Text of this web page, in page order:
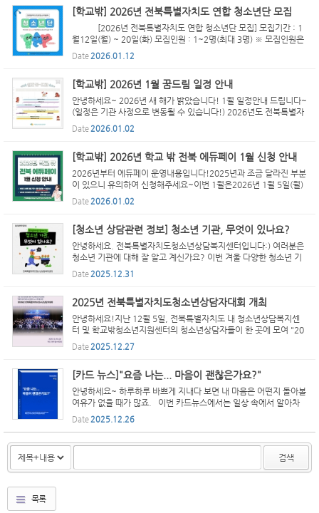
[학교밖] 2026년 전북특별자치도 연합 청소년단 모집
[2026년 전북특별자치도 연합 청소년단 모집] 모집기간 : 1
월12일(월) ~ 20일(화) 모집인원 : 1~2명(최대 3명) ※ 모집인원은
변경될 수 있습니다. 활동내용 : 홍보물 참고 신청방법 : 담당 선생님
께 [연합 청소년단 신청] 이라고 보내면 담당 선...
Date2026.01.12
[학교밖] 2026년 1월 꿈드림 일정 안내
안녕하세요~ 2026년 새 해가 밝았습니다! 1월 일정안내 드립니다~
(일정은 기관 사정으로 변동될 수 있습니다!) 2026년도 전북특별자
치도 학교밖청소년지원센터와 함께 힘차게 나아가 봅시다!! 모두
Happy New Year!
Date2026.01.02
[학교밖] 2026년 학교 밖 전북 에듀페이 1월 신청 안내
2026년부터 에듀페이 운영내용입니다!2025년과 조금 달라진 부분
이 있으니 유의하여 신청해주세요~이번 1월은2026년 1월 5일(월)
~14일(수) 까지 초본제출 및 에듀페이 신청 기간입니다. 신청과 관
련한 문의는 063-273-1388로 전화주세요~HAPPY NEW YEAR~
Date2026.01.02
[청소년 상담관련 정보] 청소년 기관, 무엇이 있나요?
안녕하세요. 전북특별자치도청소년상담복지센터입니다:) 여러분은
청소년 기관에 대해 잘 알고 계신가요? 이번 겨울 다양한 청소년 기
관을 찾아보고 활용해보는 건 어떨까요?
Date2025.12.31
2025년 전북특별자치도청소년상담자대회 개최
안녕하세요!지난 12월 5일, 전북특별자치도 내 청소년상담복지센
터 및 학교밖청소년지원센터의 청소년상담자들이 한 곳에 모여 "20
25년 전북특별자치도청소년상담자대회"를 진행했습니다.이번 행사
는 13명의 우수상담자와 2개 학교밖청소년 우호기업체에 표창...
Date2025.12.27
[카드 뉴스]"요즘 나는... 마음이 괜찮은가요?"
안녕하세요~ 하루하루 바쁘게 지내다 보면 내 마음은 어떤지 돌아볼
여유가 없을 때가 많죠. 이번 카드뉴스에서는 일상 속에서 알아차
릴 수 있는 마음의 신호와 스스로를 돌보는 방법을 함께 나누고자 합
니다. 작은 변화도 그냥 지나치지 않고, 도움이 필요...
Date2025.12.26
검색
목록